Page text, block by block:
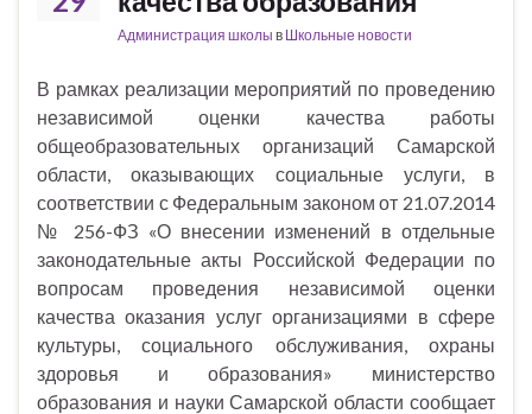
Администрация школы в Школьные новости
В рамках реализации мероприятий по проведению
независимой оценки качества работы
общеобразовательных организаций Самарской
области, оказывающих социальные услуги, в
соответствии с Федеральным законом от 21.07.2014
№ 256-ФЗ «О внесении изменений в отдельные
законодательные акты Российской Федерации по
вопросам проведения независимой оценки
качества оказания услуг организациями в сфере
культуры, социального обслуживания, охраны
здоровья и образования» министерство
образования и науки Самарской области сообщает